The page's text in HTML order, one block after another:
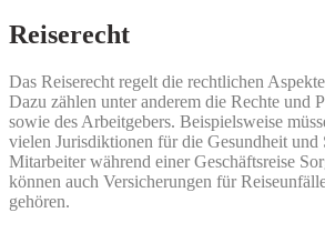
Reiserecht
Das Reiserecht regelt die rechtlichen
Dazu zählen unter anderem die Rechte und
sowie des Arbeitgebers. Beispielsweise
vielen Jurisdiktionen für die Gesundheit und
Mitarbeiter während einer Geschäftsreise
können auch Versicherungen für
gehören.